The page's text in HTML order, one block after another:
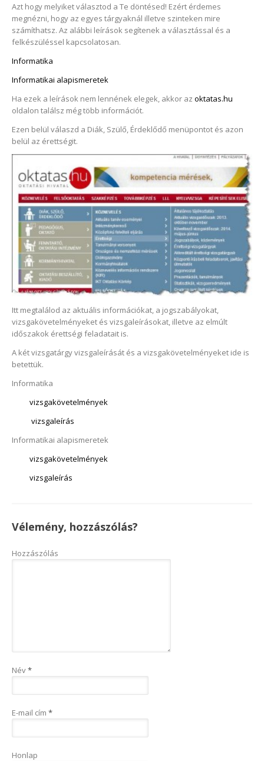
Azt hogy melyiket választod a Te döntésed! Ezért érdemes
megnézni, hogy az egyes tárgyaknál illetve szinteken mire
számíthatsz. Az alábbi leírások segítenek a választással és a
felkészüléssel kapcsolatosan.
Informatika
Informatikai alapismeretek
Ha ezek a leírások nem lennének elegek, akkor az oktatas.hu
oldalon találsz még több információt.
Ezen belül válaszd a Diák, Szülő, Érdeklődő menüpontot és azon
belül az érettségit.
Itt megtalálod az aktuális információkat, a jogszabályokat,
vizsgakövetelményeket és vizsgaleírásokat, illetve az elmúlt
időszakok érettségi feladatait is.
A két vizsgatárgy vizsgaleírását és a vizsgakövetelményeket ide is
betettük.
Informatika
vizsgakövetelmények
vizsgaleírás
Informatikai alapismeretek
vizsgakövetelmények
vizsgaleírás
Vélemény, hozzászólás?
Hozzászólás
Név*
E-mail cím *
Honlap